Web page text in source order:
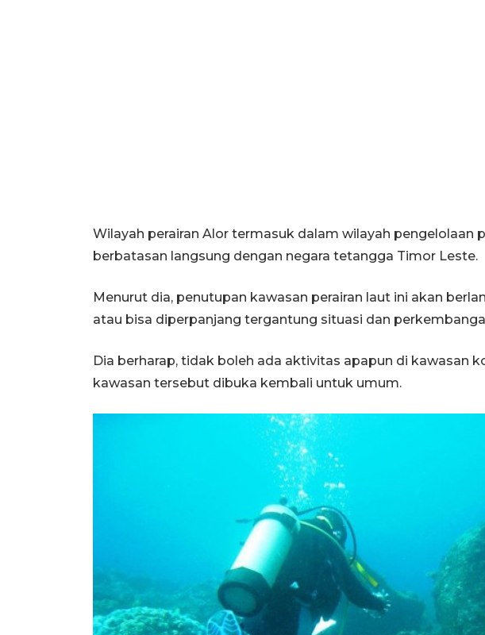
Wilayah perairan Alor termasuk dalam wilayah pengelolaan
berbatasan langsung dengan negara tetangga Timor Leste.
Menurut dia, penutupan kawasan perairan laut ini akan
atau bisa diperpanjang tergantung situasi dan
Dia berharap, tidak boleh ada aktivitas apapun di kawasan
kawasan tersebut dibuka kembali untuk umum.
14